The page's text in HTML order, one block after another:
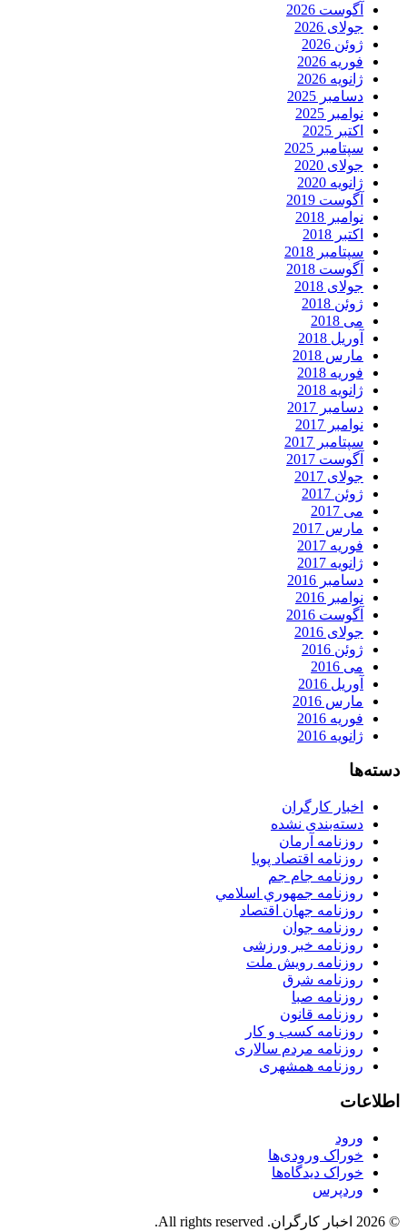
آگوست 2026
جولای 2026
ژوئن 2026
فوریه 2026
ژانویه 2026
دسامبر 2025
نوامبر 2025
اکتبر 2025
سپتامبر 2025
جولای 2020
ژانویه 2020
آگوست 2019
نوامبر 2018
اکتبر 2018
سپتامبر 2018
آگوست 2018
جولای 2018
ژوئن 2018
می 2018
آوریل 2018
مارس 2018
فوریه 2018
ژانویه 2018
دسامبر 2017
نوامبر 2017
سپتامبر 2017
آگوست 2017
جولای 2017
ژوئن 2017
می 2017
مارس 2017
فوریه 2017
ژانویه 2017
دسامبر 2016
نوامبر 2016
آگوست 2016
جولای 2016
ژوئن 2016
می 2016
آوریل 2016
مارس 2016
فوریه 2016
ژانویه 2016
دسته‌ها
اخبار کارگران
دسته‌بندی نشده
روزنامه آرمان
روزنامه اقتصاد پویا
روزنامه جام جم
روزنامه جمهوري اسلامي
روزنامه جهان اقتصاد
روزنامه جوان
روزنامه خبر ورزشى
روزنامه رویش ملت
روزنامه شرق
روزنامه صبا
روزنامه قانون
روزنامه كسب و كار
روزنامه مردم سالاری
روزنامه همشهری
اطلاعات
ورود
خوراک ورودی‌ها
خوراک دیدگاه‌ها
وردپرس
© 2026 اخبار کارگران. All rights reserved.